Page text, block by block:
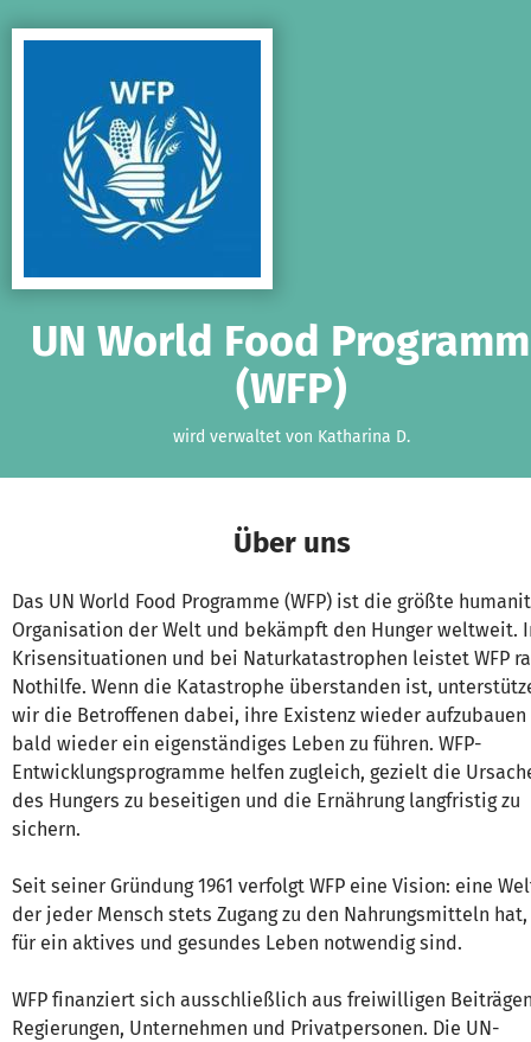
UN World Food
(WFP)
wird verwaltet von Katharina D.
Über uns
Das UN World Food Programme (WFP) ist die größte
Organisation der Welt und bekämpft den Hunger weltweit.
Krisensituationen und bei Naturkatastrophen leistet WFP
Nothilfe. Wenn die Katastrophe überstanden ist,
wir die Betroffenen dabei, ihre Existenz wieder aufzubauen
bald wieder ein eigenständiges Leben zu führen. WFP-
Entwicklungsprogramme helfen zugleich, gezielt die
des Hungers zu beseitigen und die Ernährung langfristig zu
sichern.
Seit seiner Gründung 1961 verfolgt WFP eine Vision: eine
der jeder Mensch stets Zugang zu den Nahrungsmitteln
für ein aktives und gesundes Leben notwendig sind.
WFP finanziert sich ausschließlich aus freiwilligen
Regierungen, Unternehmen und Privatpersonen. Die UN-